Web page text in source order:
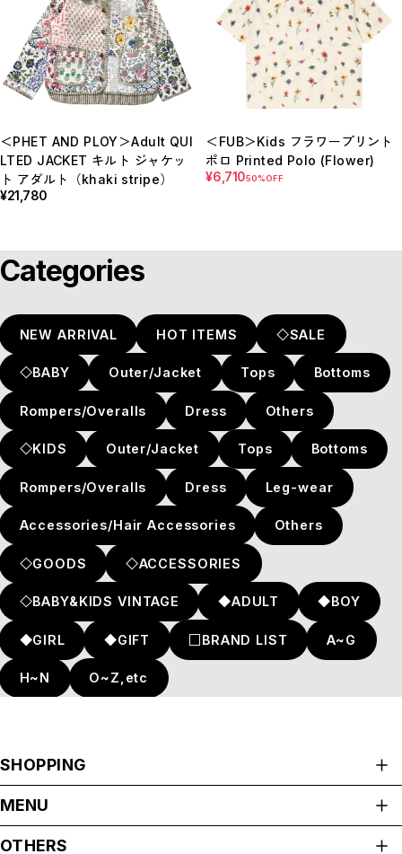
＜PHET AND PLOY＞Adult QUI
LTED JACKET キルト ジャケッ
ト アダルト（khaki stripe）
¥21,780
＜FUB＞Kids フラワープリント
ポロ Printed Polo (Flower)
¥6,71050%OFF
Categories
NEW ARRIVAL HOT ITEMS ◇SALE
◇BABY Outer/Jacket Tops Bottoms
Rompers/Overalls Dress Others
◇KIDS Outer/Jacket Tops Bottoms
Rompers/Overalls Dress Leg-wear
Accessories/Hair Accessories Others
◇GOODS ◇ACCESSORIES
◇BABY&KIDS VINTAGE ◆ADULT ◆BOY
◆GIRL ◆GIFT □BRAND LIST A~G
H~N O~Z,etc
SHOPPING
NEW ARRIVAL
MENU
OTHERS